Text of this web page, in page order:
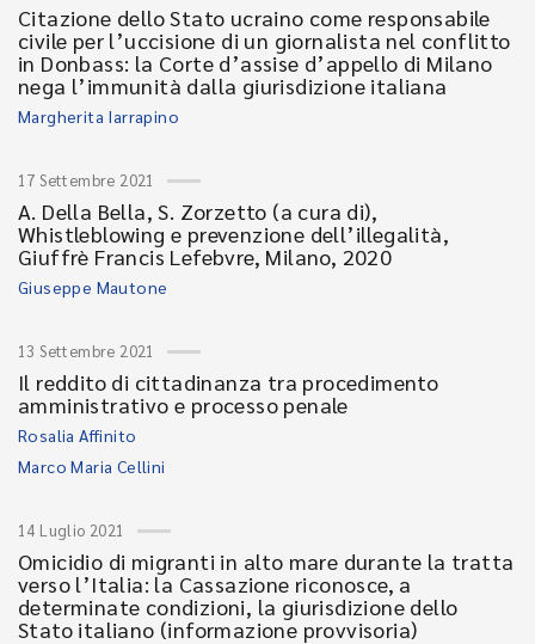
Citazione dello Stato ucraino come responsabile
civile per l’uccisione di un giornalista nel conflitto
in Donbass: la Corte d’assise d’appello di Milano
nega l’immunità dalla giurisdizione italiana
Margherita Iarrapino
17 Settembre 2021
A. Della Bella, S. Zorzetto (a cura di),
Whistleblowing e prevenzione dell’illegalità,
Giuffrè Francis Lefebvre, Milano, 2020
Giuseppe Mautone
13 Settembre 2021
Il reddito di cittadinanza tra procedimento
amministrativo e processo penale
Rosalia Affinito
Marco Maria Cellini
14 Luglio 2021
Omicidio di migranti in alto mare durante la tratta
verso l’Italia: la Cassazione riconosce, a
determinate condizioni, la giurisdizione dello
Stato italiano (informazione provvisoria)